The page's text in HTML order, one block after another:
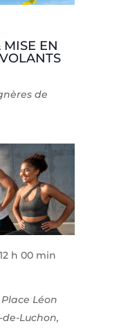
EN
de
12 h 00 min
Place Léon
Luchon,